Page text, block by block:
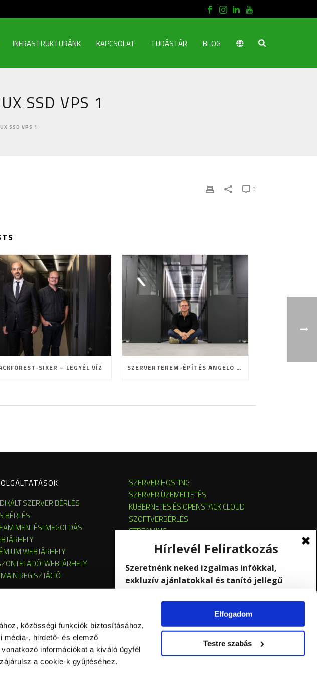
közösségi funkciók biztosításához,
média-, hirdető- és elemző
információkat a kiváló ügyfél
a cookie-k gyűjtéséhez.
Elfogadom
Testre szabás
INFRASTRUKTURÁNK KAPCSOLAT TUDÁSTÁR BLOG
SSD VPS 1
SSD VPS 1
0
SIKER – LEGYÉL VÍZ SZERVERTEREM-ÉPÍTÉS ANGELO MÓDRA
SZERVER BÉRLÉS
BÉRLÉS
MENTÉSI MEGOLDÁS
WEBTÁRHELY
WEBTÁRHELY
REGISZTÁCIÓ
SZERVER HOSTING
SZERVER ÜZEMELTETÉS
KUBERNETES ÉS OPENSTACK CLOUD
SZOFTVERBÉRLÉS
STREAMING